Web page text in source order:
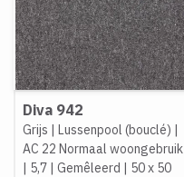
Diva 942
Grijs | Lussenpool (bouclé) |
AC 22 Normaal woongebruik
| 5,7 | Gemêleerd | 50 x 50